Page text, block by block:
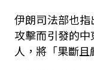
伊朗司法部也
攻擊而引發的
人，將「果斷且